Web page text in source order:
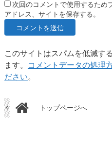
次回のコメントで使用するため
アドレス、サイトを保存する。
このサイトはスパムを低減す
ます。
コメントデータの処理
ださい。
トップページへ